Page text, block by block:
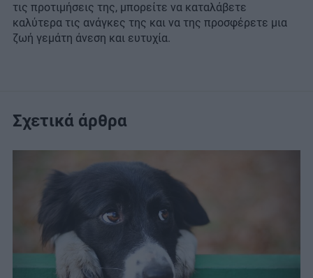
τις προτιμήσεις της, μπορείτε να καταλάβετε
καλύτερα τις ανάγκες της και να της προσφέρετε μια
ζωή γεμάτη άνεση και ευτυχία.
Σχετικά άρθρα